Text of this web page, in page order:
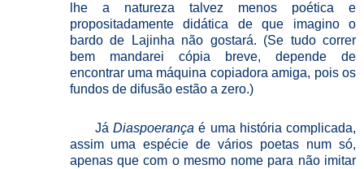
lhe a natureza talvez menos poética e
propositadamente didática de que imagino o
bardo de Lajinha não gostará. (Se tudo correr
bem mandarei cópia breve, depende de
encontrar uma máquina copiadora amiga, pois os
fundos de difusão estão a zero.)
JáDiaspoerança é uma história complicada,
assim uma espécie de vários poetas num só,
apenas que com o mesmo nome para não imitar